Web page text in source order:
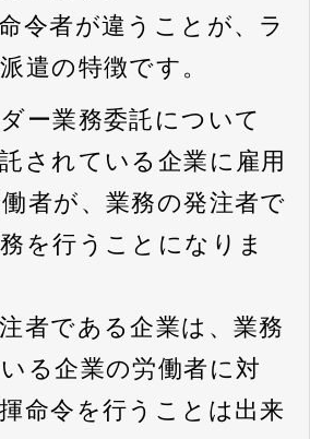
令者が違うことが、ラ
遣の特徴です。
ー業務委託について
されている企業に雇用
者が、業務の発注者で
を行うことになりま
者である企業は、業務
る企業の労働者に対
命令を行うことは出来